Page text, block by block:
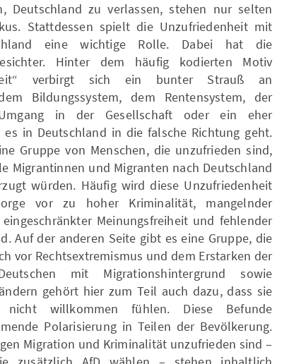
Deutschland zu verlassen, stehen nur selten
Stattdessen spielt die Unzufriedenheit mit
eine wichtige Rolle. Dabei hat die
Hinter dem häufig kodierten Motiv
verbirgt sich ein bunter Strauß an
Bildungssystem, dem Rentensystem, der
in der Gesellschaft oder ein eher
es in Deutschland in die falsche Richtung geht.
Gruppe von Menschen, die unzufrieden sind,
Migrantinnen und Migranten nach Deutschland
würden. Häufig wird diese Unzufriedenheit
vor zu hoher Kriminalität, mangelnder
Meinungsfreiheit und fehlender
Auf der anderen Seite gibt es eine Gruppe, die
vor Rechtsextremismus und dem Erstarken der
mit Migrationshintergrund sowie
gehört hier zum Teil auch dazu, dass sie
willkommen fühlen. Diese Befunde
Polarisierung in Teilen der Bevölkerung.
Migration und Kriminalität unzufrieden sind –